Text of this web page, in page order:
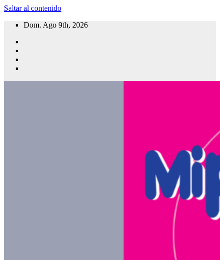
Saltar al contenido
Dom. Ago 9th, 2026